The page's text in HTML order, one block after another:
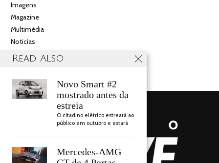
Imagens
Magazine
Multimédia
Noticias
Salão
Read Also
Novo Smart #2
mostrado antes da
estreia
O citadino elétrico estreará ao
público em outubro e estará
Mercedes-AMG